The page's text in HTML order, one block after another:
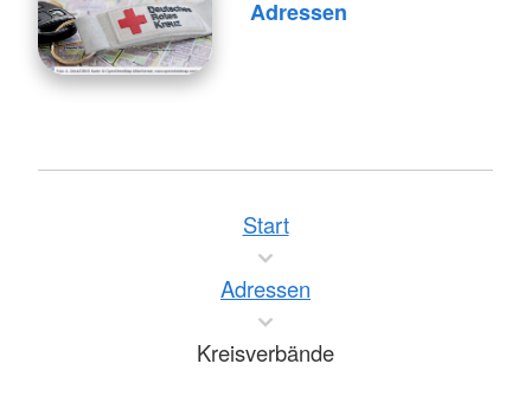
Adressen
Start
Adressen
Kreisverbände